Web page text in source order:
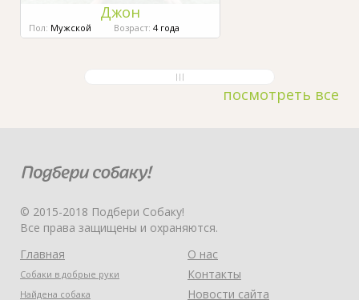
Джон
Пол: Мужской Возраст: 4 года
посмотреть все
© 2015-2018 Подбери Собаку!
Все права защищены и охраняются.
Главная
Собаки в добрые руки
Найдена собака
О нас
Контакты
Новости сайта